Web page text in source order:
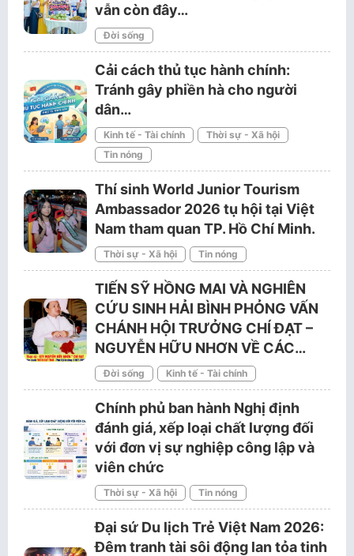
vẫn còn đây…
Đời sống
Cải cách thủ tục hành chính:
Tránh gây phiền hà cho người
dân…
Kinh tế - Tài chính
Thời sự - Xã hội
Tin nóng
Thí sinh World Junior Tourism
Ambassador 2026 tụ hội tại Việt
Nam tham quan TP. Hồ Chí Minh.
Thời sự - Xã hội Tin nóng
TIẾN SỸ HỒNG MAI VÀ NGHIÊN
CỨU SINH HẢI BÌNH PHỎNG VẤN
CHÁNH HỘI TRƯỞNG CHÍ ĐẠT –
NGUYỄN HỮU NHƠN VỀ CÁC…
Đời sống Kinh tế - Tài chính
Chính phủ ban hành Nghị định
đánh giá, xếp loại chất lượng đối
với đơn vị sự nghiệp công lập và
viên chức
Thời sự - Xã hội Tin nóng
Đại sứ Du lịch Trẻ Việt Nam 2026:
Đêm tranh tài sôi động lan tỏa tinh